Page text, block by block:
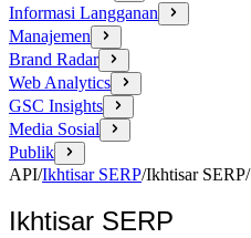
Informasi Langganan
Manajemen
Brand Radar
Web Analytics
GSC Insights
Media Sosial
Publik
API/Ikhtisar SERP/Ikhtisar SERP/
Ikhtisar SERP